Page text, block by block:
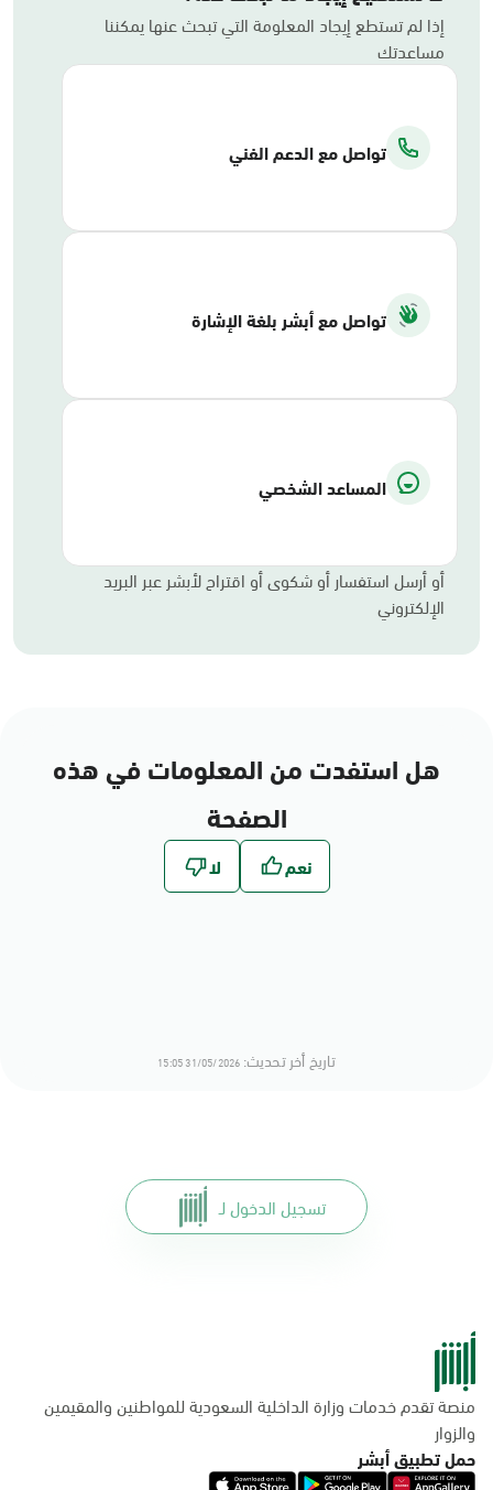
إذا لم تستطع إيجاد المعلومة التي تبحث عنها يمكننا
مساعدتك
تواصل مع الدعم الفني
تواصل مع أبشر بلغة الإشارة
المساعد الشخصي
أو أرسل استفسار أو شكوى أو اقتراح لأبشر عبر البريد
الإلكتروني
هل استفدت من المعلومات في هذه
الصفحة
تاريخ أخر تحديث: 31/05/2026 15:05
تسجيل الدخول لـ
منصة تقدم خدمات وزارة الداخلية السعودية للمواطنين والمقيمين
والزوار
حمل تطبيق أبشر